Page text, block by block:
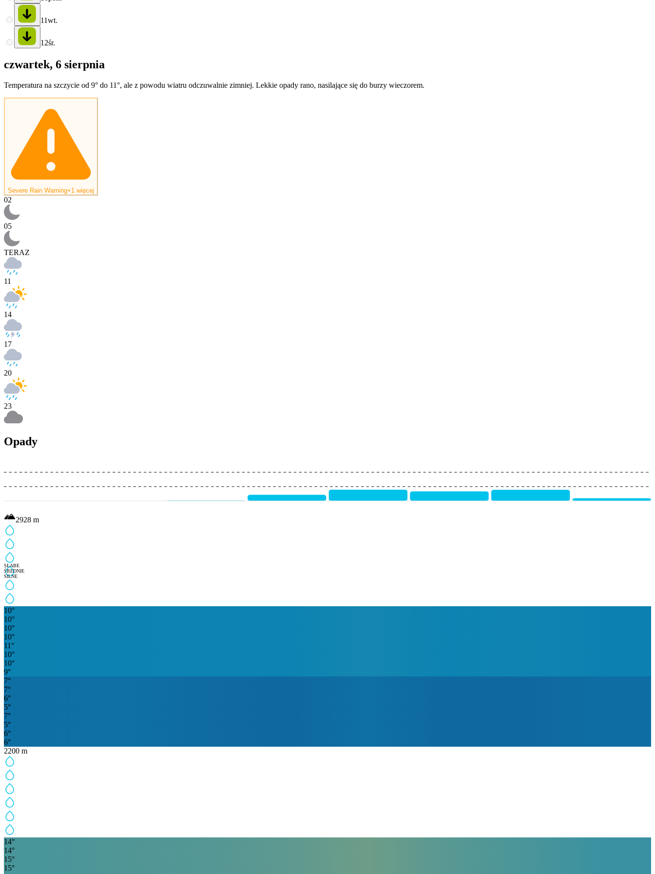
11wt.
12śr.
czwartek, 6 sierpnia
Temperatura na szczycie od 9° do 11°, ale z powodu wiatru odczuwalnie zimniej. Lekkie opady rano, nasilające się do burzy wieczorem.
Severe Rain Warning+1 więcej
02
05
TERAZ
11
14
17
20
23
Opady
SŁABE
ŚREDNIE
SILNE
2928 m
10°
10°
10°
10°
11 °
10°
10°
9°
7°
7°
6°
5°
7°
5°
6°
6°
2200 m
14°
14°
15°
15°